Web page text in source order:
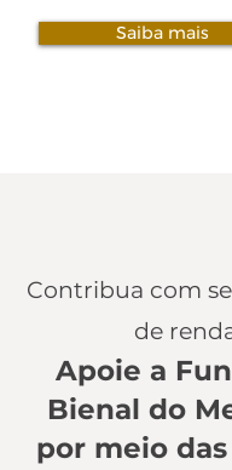
Saiba mais
Contribua com
de
Apoie a
Bienal do
por meio